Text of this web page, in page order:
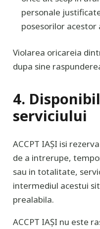
personale
posesorilor acestor
Violarea oricareia
dupa sine
4.
serviciului
ACCPT IAȘI isi
de a intrerupe,
sau in totalitate,
intermediul acestui
prealabila.
ACCPT IAȘI nu este